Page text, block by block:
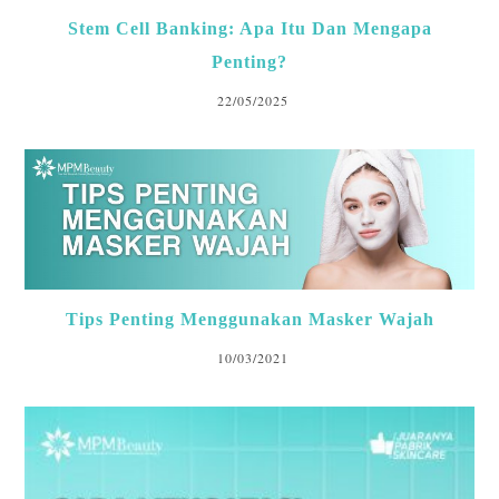
Stem Cell Banking: Apa Itu Dan Mengapa
Penting?
22/05/2025
Tips Penting Menggunakan Masker Wajah
10/03/2021